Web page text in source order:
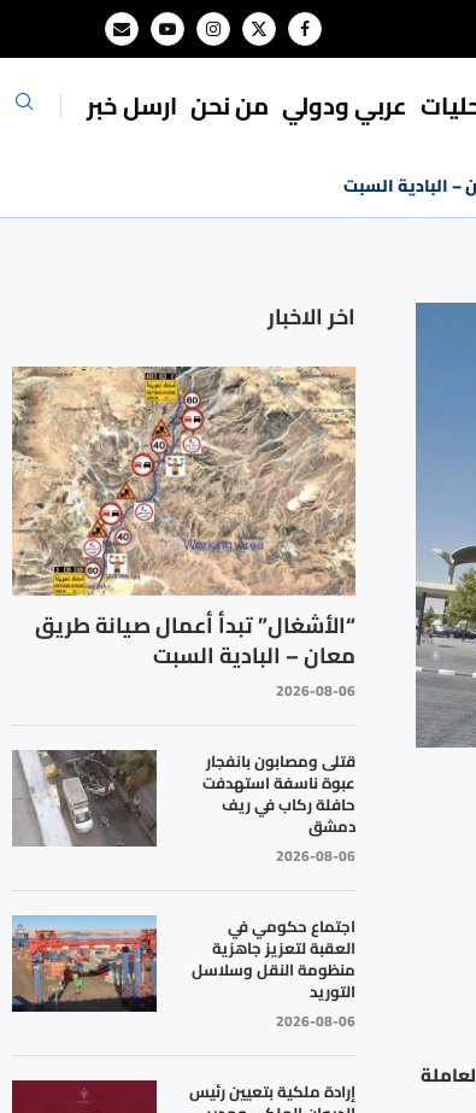
⁠عربي ودولي من نحن ارسل خبر
– البادية السبت
اخر الاخبار
“الأشغال” تبدأ أعمال صيانة طريق
معان – البادية السبت
2026-08-06
قتلى ومصابون بانفجار
عبوة ناسفة استهدفت
حافلة ركاب في ريف
دمشق
2026-08-06
اجتماع حكومي في
العقبة لتعزيز جاهزية
منظومة النقل وسلاسل
التوريد
2026-08-06
إرادة ملكية بتعيين رئيس